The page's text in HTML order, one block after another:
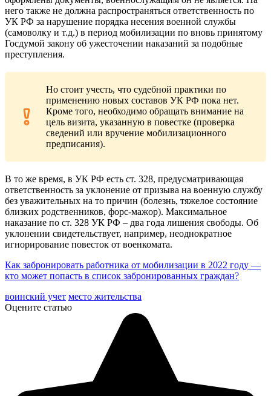
него также не должна распространяться ответственность по
УК РФ за нарушение порядка несения военной службы
(самоволку и т.д.) в период мобилизации по вновь принятому
Госдумой закону об ужесточении наказаний за подобные
преступления.
Но стоит учесть, что судебной практики по
применению новых составов УК РФ пока нет.
Кроме того, необходимо обращать внимание на
цель визита, указанную в повестке (проверка
сведений или вручение мобилизационного
предписания).
В то же время, в УК РФ есть ст. 328, предусматривающая
ответственность за уклонение от призыва на военную службу
без уважительных на то причин (болезнь, тяжелое состояние
близких родственников, форс-мажор). Максимальное
наказание по ст. 328 УК РФ – два года лишения свободы. Об
уклонении свидетельствует, например, неоднократное
игнорирование повесток от военкомата.
Как забронировать работника от мобилизации в 2022 году —
кто может попасть в список забронированных граждан?
воинский учет место жительства
Оцените статью